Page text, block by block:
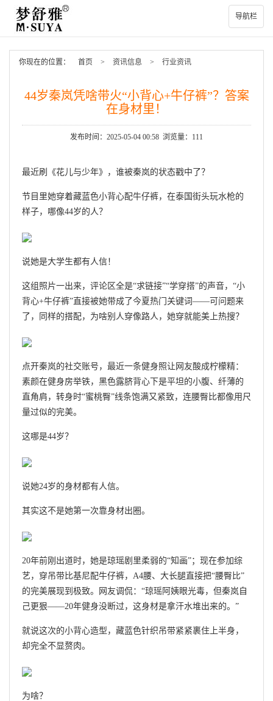
导航栏
你现在的位置： 首页 > 资讯信息 > 行业资讯
44岁秦岚凭啥带火“小背心+牛仔裤”？答案
在身材里！
发布时间：2025-05-04 00:58 浏览量：111
最近刷《花儿与少年》，谁被秦岚的状态戳中了？
节目里她穿着藏蓝色小背心配牛仔裤，在泰国街头玩水枪的
样子，哪像44岁的人？
说她是大学生都有人信！
这组照片一出来，评论区全是“求链接”“学穿搭”的声音，“小
背心+牛仔裤”直接被她带成了今夏热门关键词——可问题来
了，同样的搭配，为啥别人穿像路人，她穿就能美上热搜？
点开秦岚的社交账号，最近一条健身照让网友酸成柠檬精：
素颜在健身房举铁，黑色露脐背心下是平坦的小腹、纤薄的
直角肩，转身时“蜜桃臀”线条饱满又紧致，连腰臀比都像用尺
量过似的完美。
这哪是44岁？
说她24岁的身材都有人信。
其实这不是她第一次靠身材出圈。
20年前刚出道时，她是琼瑶剧里柔弱的“知画”；现在参加综
艺，穿吊带比基尼配牛仔裤，A4腰、大长腿直接把“腰臀比”
的完美展现到极致。网友调侃：“琼瑶阿姨眼光毒，但秦岚自
己更狠——20年健身没断过，这身材是拿汗水堆出来的。”
就说这次的小背心造型，藏蓝色针织吊带紧紧裹住上半身，
却完全不显赘肉。
为啥？